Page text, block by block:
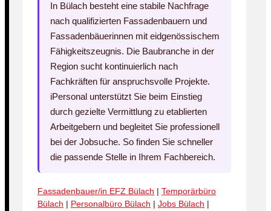
In Bülach besteht eine stabile Nachfrage
nach qualifizierten Fassadenbauern und
Fassadenbäuerinnen mit eidgenössischem
Fähigkeitszeugnis. Die Baubranche in der
Region sucht kontinuierlich nach
Fachkräften für anspruchsvolle Projekte.
iPersonal unterstützt Sie beim Einstieg
durch gezielte Vermittlung zu etablierten
Arbeitgebern und begleitet Sie professionell
bei der Jobsuche. So finden Sie schneller
die passende Stelle in Ihrem Fachbereich.
Fassadenbauer/in EFZ Bülach | Temporärbüro
Bülach | Personalbüro Bülach | Jobs Bülach |